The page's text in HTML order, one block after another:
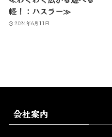
軽！：ハスラー≫
2024年6月11日
会社案内